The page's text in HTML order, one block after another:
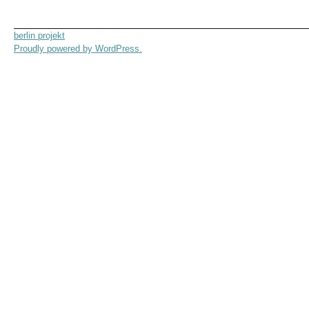
berlin projekt
Proudly powered by WordPress.